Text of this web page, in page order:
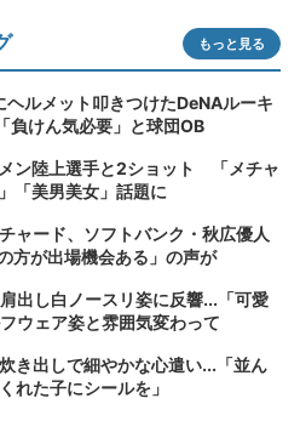
もっと見る
ルメット叩きつけたDeNAルーキ
けん気必要」と球団OB
ン陸上選手と2ショット 「メチャ
「美男美女」話題に
ャード、ソフトバンク・秋広優人
方が出場機会ある」の声が
出し白ノースリ姿に反響...「可愛
ウェア姿と雰囲気変わって
き出しで細やかな心遣い...「並ん
れた子にシールを」